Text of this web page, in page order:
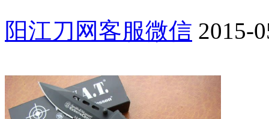
阳江刀网客服微信 2015-